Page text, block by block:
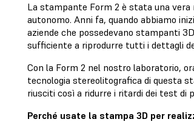
La stampante Form 2 è stata una
autonomo. Anni fa, quando abbiamo
aziende che possedevano stampanti
sufficiente a riprodurre tutti i dettagli
Con la Form 2 nel nostro laboratorio,
tecnologia stereolitografica di questa
riusciti così a ridurre i ritardi dei test di
Perché usate la stampa 3D per